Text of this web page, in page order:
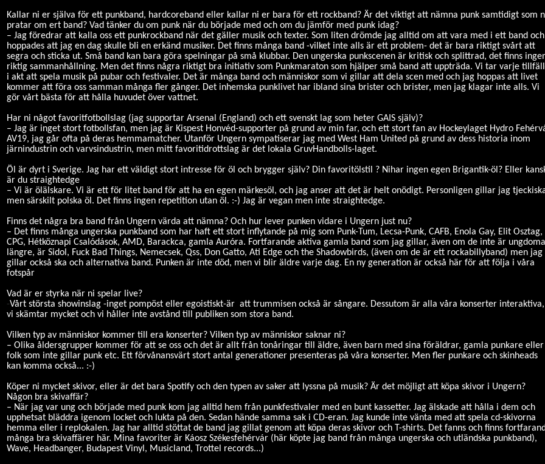
Kallar ni er själva för ett punkband, hardcoreband eller kallar ni er bara för ett rockband? Är det viktigt att nämna punk samtidigt som
pratar om ert band? Vad tänker du om punk när du började med och om du jämför med punk idag?
– Jag föredrar att kalla oss ett punkrockband när det gäller musik och texter. Som liten drömde jag alltid om att vara med i ett band och
hoppades att jag en dag skulle bli en erkänd musiker. Det finns många band -vilket inte alls är ett problem- det är bara riktigt svårt att
segra och sticka ut. Små band kan bara göra spelningar på små klubbar. Den ungerska punkscenen är kritisk och splittrad, det finns
riktig sammanhållning. Men det finns några riktigt bra initiativ som Punkmaraton som hjälper små band att uppträda. Vi tar varje
i akt att spela musik på pubar och festivaler. Det är många band och människor som vi gillar att dela scen med och jag hoppas att livet
kommer att föra oss samman många fler gånger. Det inhemska punklivet har ibland sina brister och brister, men jag klagar inte alls. Vi
gör vårt bästa för att hålla huvudet över vattnet.
Har ni något favoritfotbollslag (jag supportar Arsenal (England) och ett svenskt lag som heter GAIS själv)?
– Jag är inget stort fotbollsfan, men jag är Kispest Honvéd-supporter på grund av min far, och ett stort fan av Hockeylaget Hydro
AV19, jag går ofta på deras hemmamatcher. Utanför Ungern sympatiserar jag med West Ham United på grund av dess historia inom
järnindustrin och varvsindustrin, men mitt favoritidrottslag är det lokala GruvHandbolls-laget.
Öl är dyrt i Sverige. Jag har ett väldigt stort intresse för öl och brygger själv? Din favoritölstil ? Nihar ingen egen Brigantik-öl? Eller
är du straightedge
– Vi är ölälskare. Vi är ett för litet band för att ha en egen märkesöl, och jag anser att det är helt onödigt. Personligen gillar jag
men särskilt polska öl. Det finns ingen repetition utan öl. :-) Jag är vegan men inte straightedge.
Finns det några bra band från Ungern värda att nämna? Och hur lever punken vidare i Ungern just nu?
– Det finns många ungerska punkband som har haft ett stort inflytande på mig som Punk-Tum, Lecsa-Punk, CAFB, Enola Gay, Elit Osztag,
CPG, Hétköznapi Csalódások, AMD, Barackca, gamla Auróra. Fortfarande aktiva gamla band som jag gillar, även om de inte är
längre, är Sidol, Fuck Bad Things, Nemecsek, Qss, Don Gatto, Ati Edge och the Shadowbirds, (även om de är ett rockabillyband) men jag
gillar också ska och alternativa band. Punken är inte död, men vi blir äldre varje dag. En ny generation är också här för att följa i våra
fotspår
Vad är er styrka när ni spelar live?
-Vårt största showinslag -inget pompöst eller egoistiskt-är att trummisen också är sångare. Dessutom är alla våra konserter interaktiva,
vi skämtar mycket och vi håller inte avstånd till publiken som stora band.
Vilken typ av människor kommer till era konserter? Vilken typ av människor saknar ni?
– Olika åldersgrupper kommer för att se oss och det är allt från tonåringar till äldre, även barn med sina föräldrar, gamla punkare eller
folk som inte gillar punk etc. Ett förvånansvärt stort antal generationer presenteras på våra konserter. Men fler punkare och skinheads
kan komma också... :-)
Köper ni mycket skivor, eller är det bara Spotify och den typen av saker att lyssna på musik? Är det möjligt att köpa skivor i Ungern?
Någon bra skivaffär?
– När jag var ung och började med punk kom jag alltid hem från punkfestivaler med en bunt kassetter. Jag älskade att hålla i dem och
upphetsat bläddra igenom locket och lukta på den. Sedan hände samma sak i CD-eran. Jag kunde inte vänta med att spela cd-skivorna
hemma eller i replokalen. Jag har alltid stöttat de band jag gillat genom att köpa deras skivor och T-shirts. Det fanns och finns
många bra skivaffärer här. Mina favoriter är Káosz Székesfehérvár (här köpte jag band från många ungerska och utländska punkband),
Wave, Headbanger, Budapest Vinyl, Musicland, Trottel records...)